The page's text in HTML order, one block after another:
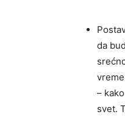
da
–
svet.